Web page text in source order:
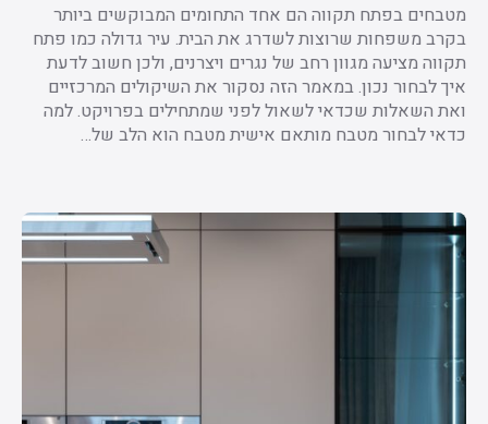
מטבחים בפתח תקווה הם אחד התחומים המבוקשים ביותר
בקרב משפחות שרוצות לשדרג את הבית. עיר גדולה כמו פתח
תקווה מציעה מגוון רחב של נגרים ויצרנים, ולכן חשוב לדעת
איך לבחור נכון. במאמר הזה נסקור את השיקולים המרכזיים
ואת השאלות שכדאי לשאול לפני שמתחילים בפרויקט. למה
כדאי לבחור מטבח מותאם אישית מטבח הוא הלב של…